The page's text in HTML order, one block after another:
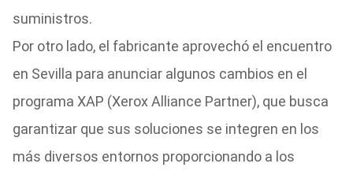
suministros.
Por otro lado, el fabricante aprovechó el encuentro
en Sevilla para anunciar algunos cambios en el
programa XAP (Xerox Alliance Partner), que busca
garantizar que sus soluciones se integren en los
más diversos entornos proporcionando a los